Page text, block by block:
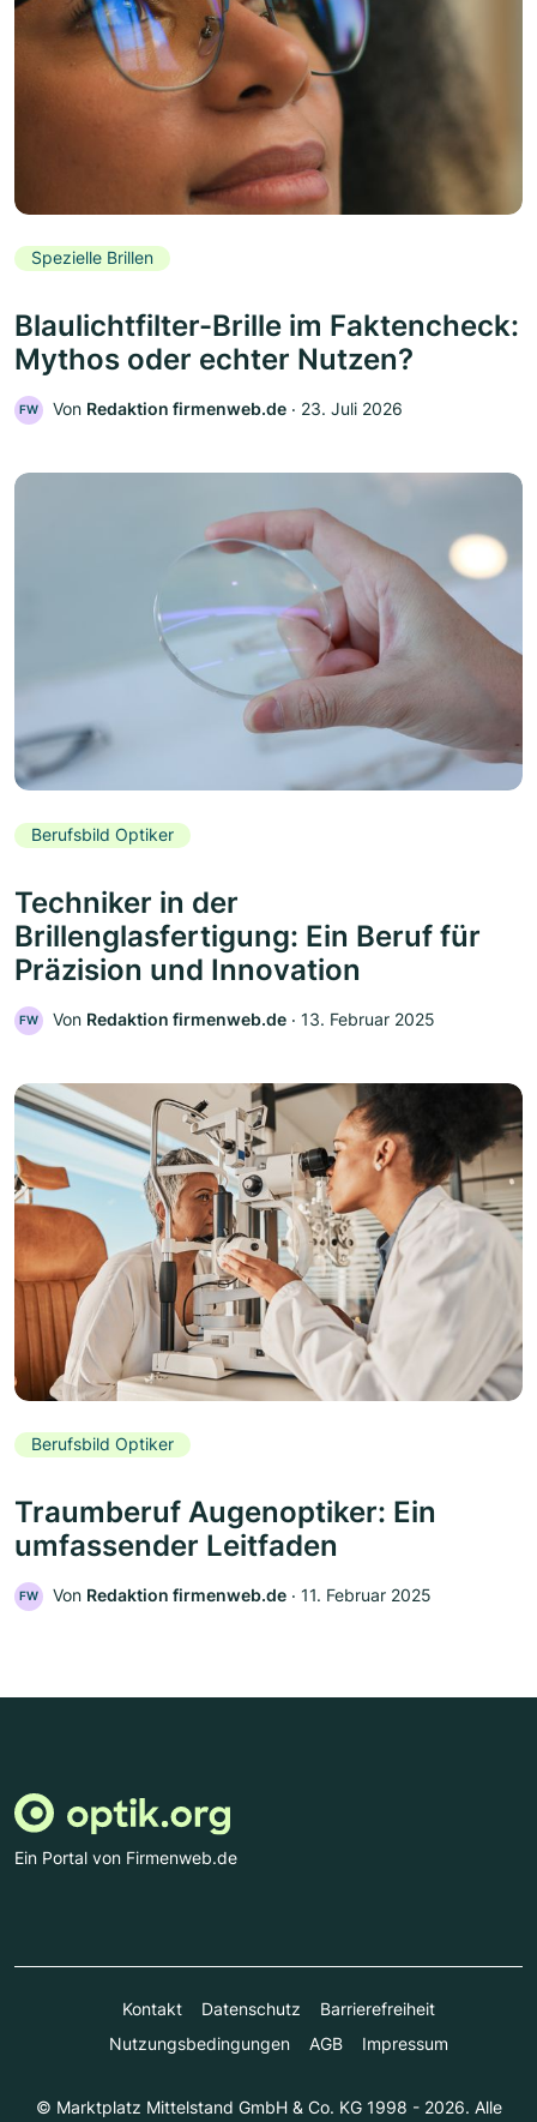
Spezielle Brillen
Blaulichtfilter-Brille im Faktencheck:
Mythos oder echter Nutzen?
FW Von Redaktion firmenweb.de ‧ 23. Juli 2026
Berufsbild Optiker
Techniker in der
Brillenglasfertigung: Ein Beruf für
Präzision und Innovation
FW Von Redaktion firmenweb.de ‧ 13. Februar 2025
Berufsbild Optiker
Traumberuf Augenoptiker: Ein
umfassender Leitfaden
FW Von Redaktion firmenweb.de ‧ 11. Februar 2025
Ein Portal von Firmenweb.de
Kontakt Datenschutz
Barrierefreiheit
Nutzungsbedingungen
AGB Impressum
© Marktplatz Mittelstand GmbH & Co. KG 1998 - 2026. Alle